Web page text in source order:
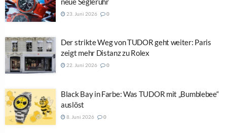
23. Juni 2026 0
Der strikte Weg von TUDOR geht weiter: Paris
zeigt mehr Distanz zu Rolex
22. Juni 2026 0
Black Bay in Farbe: Was TUDOR mit „Bumblebee“
auslöst
8. Juni 2026 0